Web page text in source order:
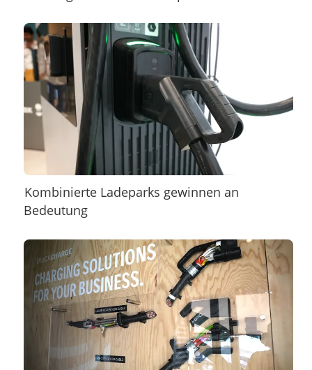
Kombinierte Ladeparks gewinnen an
Bedeutung